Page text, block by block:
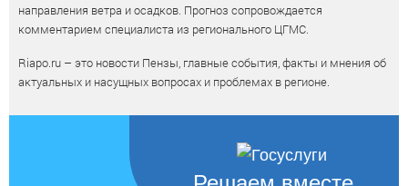
направления ветра и осадков. Прогноз сопровождается
комментарием специалиста из регионального ЦГМС.
Riapo.ru – это новости Пензы, главные события, факты и мнения об
актуальных и насущных вопросах и проблемах в регионе.